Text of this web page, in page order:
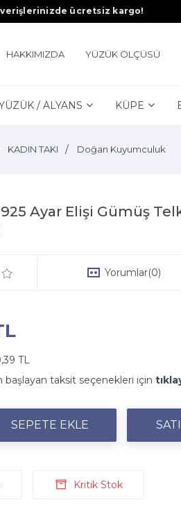
ücretsiz kargo!
HAKKIMIZDA YÜZÜK ÖLÇÜSÜ
/ ALYANS KÜPE
KADIN TAKI Doğan Kuyumculuk
Ayar Elişi Gümüş
Yorumlar(0)
TL
başlayan taksit seçenekleri için